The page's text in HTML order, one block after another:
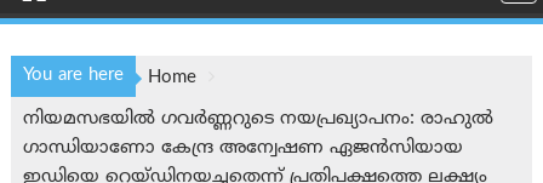
You are here
Home
നിയമസഭയില്‍ ഗവര്‍ണ്ണറുടെ നയപ്രഖ്യാപനം: രാഹുൽ
ഗാന്ധിയാണോ കേന്ദ്ര അന്വേഷണ ഏജന്‍സിയായ
ഇഡിയെ റെയ്ഡിനയച്ചതെന്ന് പ്രതിപക്ഷത്തെ ലക്ഷ്യം